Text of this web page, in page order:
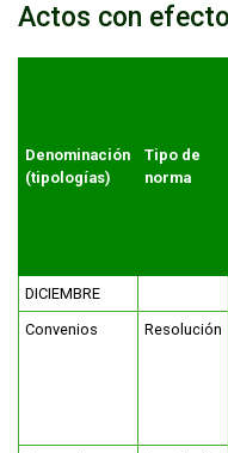
ESTUDIANTES
FUNCIONARIAS/OS
Actos con
Denominación
(tipologías)
Tipo de
norma
DICIEMBRE
Convenios
Resolución